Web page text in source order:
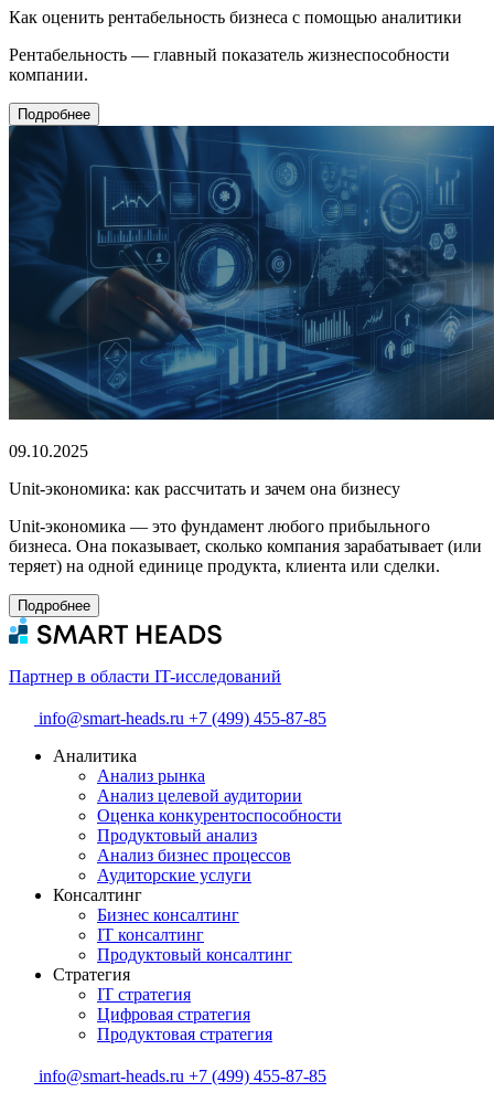
Как оценить рентабельность бизнеса с помощью аналитики
Рентабельность — главный показатель жизнеспособности
компании.
Подробнее
09.10.2025
Unit-экономика: как рассчитать и зачем она бизнесу
Unit-экономика — это фундамент любого прибыльного
бизнеса. Она показывает, сколько компания зарабатывает (или
теряет) на одной единице продукта, клиента или сделки.
Подробнее
Партнер в области IT-исследований
info@smart-heads.ru +7 (499) 455-87-85
Аналитика
Анализ рынка
Анализ целевой аудитории
Оценка конкурентоспособности
Продуктовый анализ
Анализ бизнес процессов
Аудиторские услуги
Консалтинг
Бизнес консалтинг
IT консалтинг
Продуктовый консалтинг
Стратегия
IT стратегия
Цифровая стратегия
Продуктовая стратегия
info@smart-heads.ru +7 (499) 455-87-85